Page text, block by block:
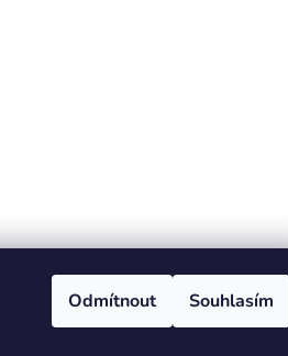
Odmítnout Souhlasím
výchovy Stolístek